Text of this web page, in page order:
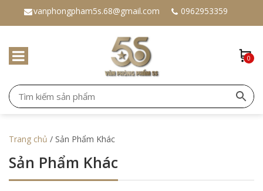
vanphongpham5s.68@gmail.com 0962953359
0
Trang chủ / Sản Phẩm Khác
Sản Phẩm Khác